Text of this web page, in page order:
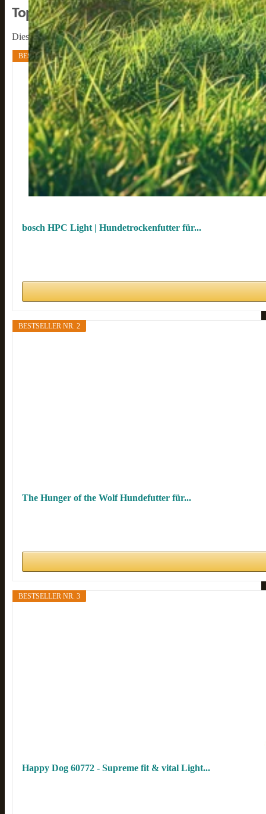
Top-Bestseller: Diät-Trockenfutter für
Dies sind die beliebtesten Marken und Produkte bei Diät-
BESTSELLER NR. 1
bosch HPC Light | Hundetrockenfutter für...
BESTSELLER NR. 2
The Hunger of the Wolf Hundefutter für...
BESTSELLER NR. 3
Happy Dog 60772 - Supreme fit & vital Light...